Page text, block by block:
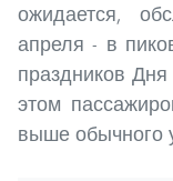
ожидается,
апреля - в
праздников
этом
выше обычного